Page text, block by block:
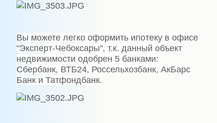
Вы можете легко оформить ипотеку в офисе
"Эксперт-Чебоксары", т.к. данный объект
недвижимости одобрен 5 банками:
Сбербанк, ВТБ24, Россельхозбанк, АкБарс
Банк и Татфондбанк.